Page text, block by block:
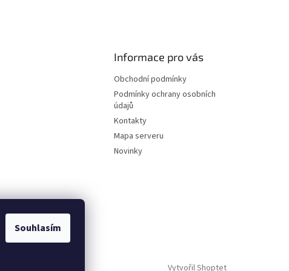
Souhlasím
Informace pro vás
Obchodní podmínky
Podmínky ochrany osobních
údajů
Kontakty
Mapa serveru
Novinky
Vytvořil Shoptet